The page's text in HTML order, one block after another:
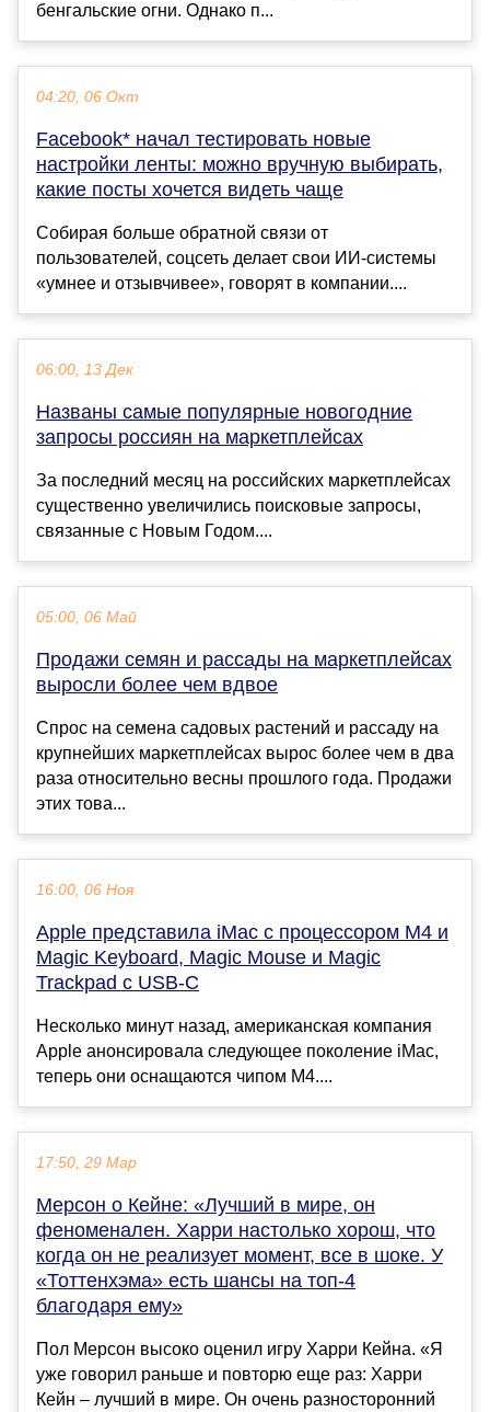
бенгальские огни. Однако п...
04:20, 06 Окт
Facebook* начал тестировать новые
настройки ленты: можно вручную выбирать,
какие посты хочется видеть чаще
Собирая больше обратной связи от
пользователей, соцсеть делает свои ИИ-системы
«умнее и отзывчивее», говорят в компании....
06:00, 13 Дек
Названы самые популярные новогодние
запросы россиян на маркетплейсах
За последний месяц на российских маркетплейсах
существенно увеличились поисковые запросы,
связанные с Новым Годом....
05:00, 06 Май
Продажи семян и рассады на маркетплейсах
выросли более чем вдвое
Спрос на семена садовых растений и рассаду на
крупнейших маркетплейсах вырос более чем в два
раза относительно весны прошлого года. Продажи
этих това...
16:00, 06 Ноя
Apple представила iMac с процессором M4 и
Magic Keyboard, Magic Mouse и Magic
Trackpad с USB-C
Несколько минут назад, американская компания
Apple анонсировала следующее поколение iMac,
теперь они оснащаются чипом M4....
17:50, 29 Мар
Мерсон о Кейне: «Лучший в мире, он
феноменален. Харри настолько хорош, что
когда он не реализует момент, все в шоке. У
«Тоттенхэма» есть шансы на топ-4
благодаря ему»
Пол Мерсон высоко оценил игру Харри Кейна. «Я
уже говорил раньше и повторю еще раз: Харри
Кейн – лучший в мире. Он очень разносторонний